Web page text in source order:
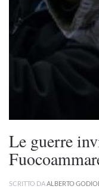
Le guerre
SCRITTO DAALBERTO